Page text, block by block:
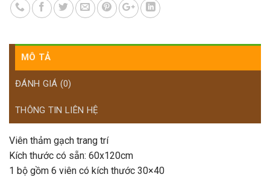
MÔ TẢ
ĐÁNH GIÁ (0)
THÔNG TIN LIÊN HỆ
Viên thảm gạch trang trí
Kích thước có sẵn: 60x120cm
1 bộ gồm 6 viên có kích thước 30×40